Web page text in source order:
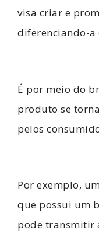
visa criar e
diferenciando-a
É por meio do
produto se
pelos
Por exemplo,
que possui um
pode transmitir